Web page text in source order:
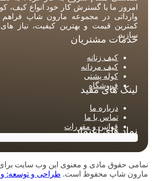
امروز ما با گسترش کار خود انواع کیف،
وارداتی در مجموعه مارون شاپ فراهم
کمترین قیمت و بهترین کیفیت، نیاز
سازید.
خدمات مشتریان
کیف زنانه
کیف مردانه
کوله پشتی
فروشگاه
لینک های مفید
درباره ما
تماس با ما
قوانین و مقررات
نماد های اعتماد
نمامی حقوق مادی و معنوی این وب سایت
مارون شاپ محفوظ است. طراحی و توسعه: